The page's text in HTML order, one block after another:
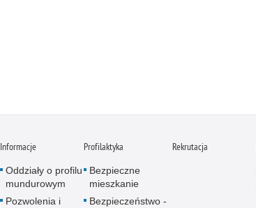
Informacje
Oddziały o profilu
mundurowym
Pozwolenia i
Profilaktyka
Bezpieczne
mieszkanie
Bezpieczeństwo -
Rekrutacja